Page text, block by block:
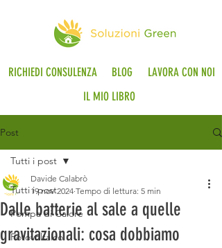
RICHIEDI CONSULENZA BLOG
LAVORA CON NOI
IL MIO LIBRO
Post
Tutti i post
Pompa di Calore
Fotovoltaico
Tutti i post
Dalle batterie al sale a quelle
gravitazionali: cosa dobbiamo
Davide Calabrò
19 nov 2024 Tempo di lettura: 5 min